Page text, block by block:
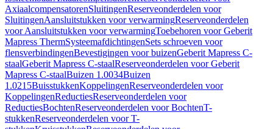
AxiaalcompensatorenSluitingenReserveonderdelen voor
SluitingenAansluitstukken voor verwarmingReserveonderdelen
voor Aansluitstukken voor verwarmingToebehoren voor Geberit
Mapress ThermSysteemafdichtingenSets schroeven voor
flensverbindingenBevestigingen voor buizenGeberit Mapress C-
staalGeberit Mapress C-staalReserveonderdelen voor Geberit
Mapress C-staalBuizen 1.0034Buizen
1.0215BuisstukkenKoppelingenReserveonderdelen voor
KoppelingenReductiesReserveonderdelen voor
ReductiesBochtenReserveonderdelen voor BochtenT-
stukkenReserveonderdelen voor T-